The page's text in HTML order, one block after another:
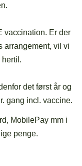
vaccination. Er der
arrangement, vil vi
det først år og
gang incl. vaccine.
MobilePay mm i
penge.